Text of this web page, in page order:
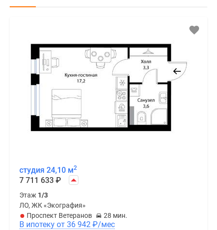
студия 24,10 м2
7 711 633 ₽
Этаж 1/3
ЛО, ЖК «Экография»
Проспект Ветеранов
28 мин.
В ипотеку от 36 942 ₽/мес